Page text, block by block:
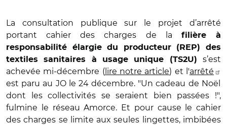
La consultation publique sur le projet d’arrêté
portant cahier des charges de la
filière à
responsabilité élargie du producteur (REP) des
textiles sanitaires à usage unique (TS2U) s’est
achevée mi-décembre (lire notre article) et l'arrêté
est paru au JO le 24 décembre. "Un cadeau de Noël
dont les collectivités se seraient bien passées !",
fulmine le réseau Amorce. Et pour cause le cahier
des charges se limite aux seules lingettes, imbibées